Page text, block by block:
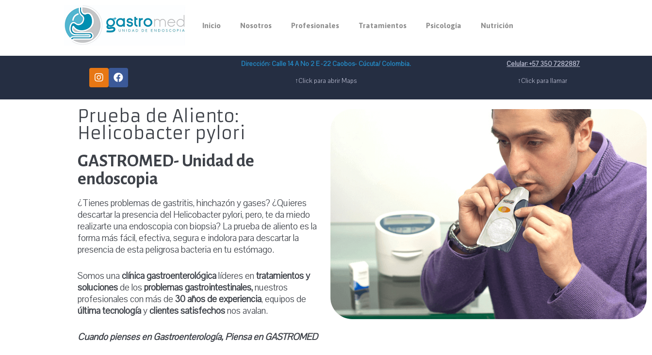
Inicio Nosotros Profesionales Tratamientos Psicología Nutrición
Dirección: Calle 14 A No 2 E -22 Caobos- Cúcuta/ Colombia.
↑Click para abrir Maps
Celular: +57 350 7282887
↑Click para llamar
Prueba de Aliento:
Helicobacter pylori
GASTROMED- Unidad de
endoscopia
¿Tienes problemas de gastritis, hinchazón y gases? ¿Quieres
descartar la presencia del Helicobacter pylori, pero, te da miedo
realizarte una endoscopia con biopsia? La prueba de aliento es la
forma más fácil, efectiva, segura e indolora para descartar la
presencia de esta peligrosa bacteria en tu estómago.
Somos unaclínica gastroenterológicalíderes entratamientos y
solucionesde losproblemas gastrointestinales,nuestros
profesionales con más de30 años de experiencia, equipos de
última tecnologíayclientes satisfechosnos avalan.
Cuando pienses en Gastroenterología, Piensa en GASTROMED